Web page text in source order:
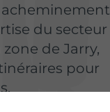
du secteur
de Jarry,
pour